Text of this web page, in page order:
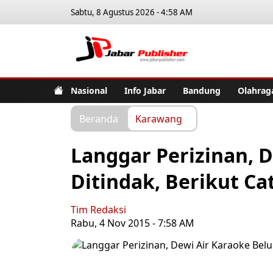
Sabtu, 8 Agustus 2026 - 4:58 AM
Nasional Info Jabar Bandung
Beranda Karawang
Langgar Perizinan,
Ditindak, Berikut
Tim Redaksi
Rabu, 4 Nov 2015 - 7:58 AM